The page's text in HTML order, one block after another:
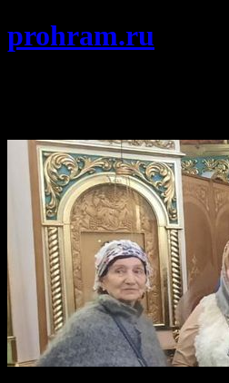
prohram.ru